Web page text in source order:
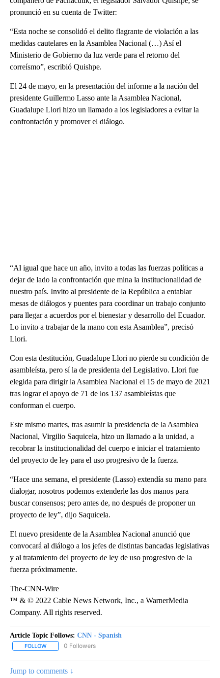
pronunció en su cuenta de Twitter:
“Esta noche se consolidó el delito flagrante de violación a las
medidas cautelares en la Asamblea Nacional (…) Así el
Ministerio de Gobierno da luz verde para el retorno del
correísmo”, escribió Quishpe.
El 24 de mayo, en la presentación del informe a la nación del
presidente Guillermo Lasso ante la Asamblea Nacional,
Guadalupe Llori hizo un llamado a los legisladores a evitar la
confrontación y promover el diálogo.
“Al igual que hace un año, invito a todas las fuerzas políticas a
dejar de lado la confrontación que mina la institucionalidad de
nuestro país. Invito al presidente de la República a entablar
mesas de diálogos y puentes para coordinar un trabajo conjunto
para llegar a acuerdos por el bienestar y desarrollo del Ecuador.
Lo invito a trabajar de la mano con esta Asamblea”, precisó
Llori.
Con esta destitución, Guadalupe Llori no pierde su condición de
asambleísta, pero sí la de presidenta del Legislativo. Llori fue
elegida para dirigir la Asamblea Nacional el 15 de mayo de 2021
tras lograr el apoyo de 71 de los 137 asambleístas que
conforman el cuerpo.
Este mismo martes, tras asumir la presidencia de la Asamblea
Nacional, Virgilio Saquicela, hizo un llamado a la unidad, a
recobrar la institucionalidad del cuerpo e iniciar el tratamiento
del proyecto de ley para el uso progresivo de la fuerza.
“Hace una semana, el presidente (Lasso) extendía su mano para
dialogar, nosotros podemos extenderle las dos manos para
buscar consensos; pero antes de, no después de proponer un
proyecto de ley”, dijo Saquicela.
El nuevo presidente de la Asamblea Nacional anunció que
convocará al diálogo a los jefes de distintas bancadas legislativas
y al tratamiento del proyecto de ley de uso progresivo de la
fuerza próximamente.
The-CNN-Wire
™ & © 2022 Cable News Network, Inc., a WarnerMedia
Company. All rights reserved.
Article Topic Follows: CNN - Spanish
FOLLOW FOLLOW "CNN - SPANISH" TO RECEIVE NOTIFICATIONS ABOUT
0 Followers
Jump to comments ↓